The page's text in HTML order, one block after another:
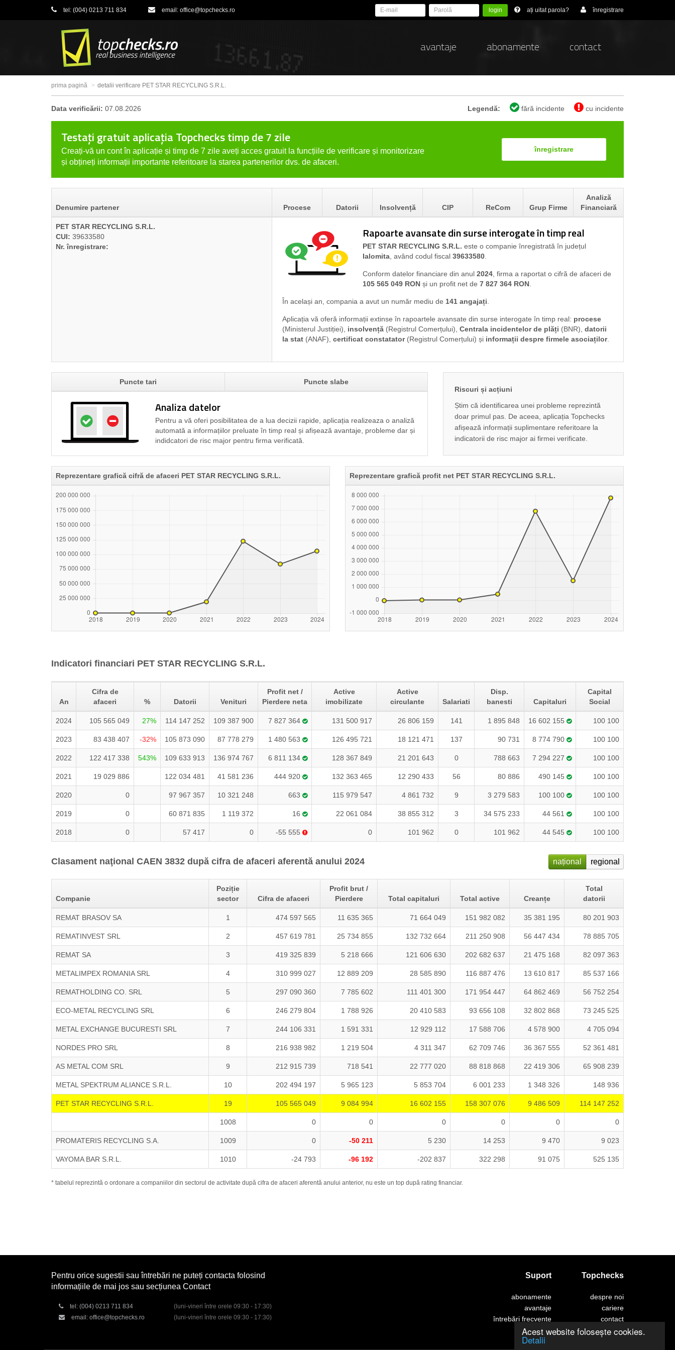
Acest website folosește cookies.
Detalii
tel: (004) 0213 711 834 email: office@topchecks.ro login ați uitat parola? înregistrare
avantaje abonamente contact
prima pagină detalii verificare PET STAR RECYCLING S.R.L.
Data verificării: 07.08.2026 Legendă: fără incidente cu incidente
Testați gratuit aplicația Topchecks timp de 7 zile
Creați-vă un cont în aplicație și timp de 7 zile aveți acces gratuit la funcțiile de verificare și monitorizare
și obțineți informații importante referitoare la starea partenerilor dvs. de afaceri.
înregistrare
Denumire partener Procese Datorii Insolvență CIP ReCom Grup Firme
Analiză
Financiară
PET STAR RECYCLING S.R.L.
CUI: 39633580
Nr. înregistrare:
Rapoarte avansate din surse interogate în timp real
PET STAR RECYCLING S.R.L. este o companie înregistrată în județul
Ialomita , având codul fiscal 39633580
Conform datelor financiare din anul 2024 , firma a raportat o cifră de afaceri de
105 565 049 RON și un profit net de 7 827 364 RON
În același an, compania a avut un număr mediu de 141 angajați
Aplicația vă oferă informații extinse în rapoartele avansate din surse interogate în timp real: procese
(Ministerul Justiției), insolvență (Registrul Comerțului), Centrala incidentelor de plăți (BNR), datorii
la stat (ANAF), certificat constatator(Registrul Comerțului) și informații despre firmele asociaților.
Puncte tari Puncte slabe
Analiza datelor
Pentru a vă oferi posibilitatea de a lua decizii rapide, aplicația realizeaza o analiză
automată a informațiilor preluate în timp real și afișează avantaje, probleme dar și
indidcatori de risc major pentru firma verificată.
Riscuri și acțiuni
Știm că identificarea unei probleme reprezintă
doar primul pas. De aceea, aplicația Topchecks
afișează informații suplimentare referitoare la
indicatorii de risc major ai firmei verificate.
Reprezentare grafică cifră de afaceri PET STAR RECYCLING S.R.L. Reprezentare grafică profit net PET STAR RECYCLING S.R.L.
Indicatori financiari PET STAR RECYCLING S.R.L.
An
Cifra de
afaceri
% Datorii Venituri
Profit net /
Pierdere neta
Active
imobilizate
Active
circulante
Salariati
Disp.
banesti
Capitaluri
Capital
Social
2024 105 565 049 27% 114 147 252 109 387 900 7 827 364 131 500 917 26 806 159 141 1 895 848 16 602 155 100 100
2023 83 438 407 -32% 105 873 090 87 778 279 1 480 563 126 495 721 18 121 471 137 90 731 8 774 790 100 100
2022 122 417 338 543% 109 633 913 136 974 767 6 811 134 128 367 849 21 201 643 0 788 663 7 294 227 100 100
2021 19 029 886 122 034 481 41 581 236 444 920 132 363 465 12 290 433 56 80 886 490 145 100 100
2020 0 97 967 357 10 321 248 663 115 979 547 4 861 732 9 3 279 583 100 100 100 100
2019 0 60 871 835 1 119 372 16 22 061 084 38 855 312 3 34 575 233 44 561 100 100
2018 0 57 417 0 -55 555 0 101 962 0 101 962 44 545 100 100
Clasament naţional CAEN 3832 după cifra de afaceri aferentă anului 2024 național regional
Companie
Poziție
sector
Cifra de afaceri
Profit brut /
Pierdere
Total capitaluri Total active Creanțe
Total
datorii
REMAT BRASOV SA 1 474 597 565 11 635 365 71 664 049 151 982 082 35 381 195 80 201 903
REMATINVEST SRL 2 457 619 781 25 734 855 132 732 664 211 250 908 56 447 434 78 885 705
REMAT SA 3 419 325 839 5 218 666 121 606 630 202 682 637 21 475 168 82 097 363
METALIMPEX ROMANIA SRL 4 310 999 027 12 889 209 28 585 890 116 887 476 13 610 817 85 537 166
REMATHOLDING CO. SRL 5 297 090 360 7 785 602 111 401 300 171 954 447 64 862 469 56 752 254
ECO-METAL RECYCLING SRL 6 246 279 804 1 788 926 20 410 583 93 656 108 32 802 868 73 245 525
METAL EXCHANGE BUCURESTI SRL 7 244 106 331 1 591 331 12 929 112 17 588 706 4 578 900 4 705 094
NORDES PRO SRL 8 216 938 982 1 219 504 4 311 347 62 709 746 36 367 555 52 361 481
AS METAL COM SRL 9 212 915 739 718 541 22 777 020 88 818 868 22 419 306 65 908 239
METAL SPEKTRUM ALIANCE S.R.L. 10 202 494 197 5 965 123 5 853 704 6 001 233 1 348 326 148 936
PET STAR RECYCLING S.R.L. 19 105 565 049 9 084 994 16 602 155 158 307 076 9 486 509 114 147 252
1008 0 0 0 0 0 0
PROMATERIS RECYCLING S.A. 1009 0 -50 211 5 230 14 253 9 470 9 023
VAYOMA BAR S.R.L. 1010 -24 793 -96 192 -202 837 322 298 91 075 525 135
* tabelul reprezintă o ordonare a companiilor din sectorul de activitate după cifra de afaceri aferentă anului anterior, nu este un top după rating financiar.
Pentru orice sugestii sau întrebări ne puteți contacta folosind
informațiile de mai jos sau secțiunea Contact
tel: (004) 0213 711 834
(luni-vineri între orele 09:30 - 17:30)
email: office@topchecks.ro (luni-vineri între orele 09:30 - 17:30)
Topchecks
despre noi
cariere
contact
Suport
abonamente
avantaje
întrebări frecvente